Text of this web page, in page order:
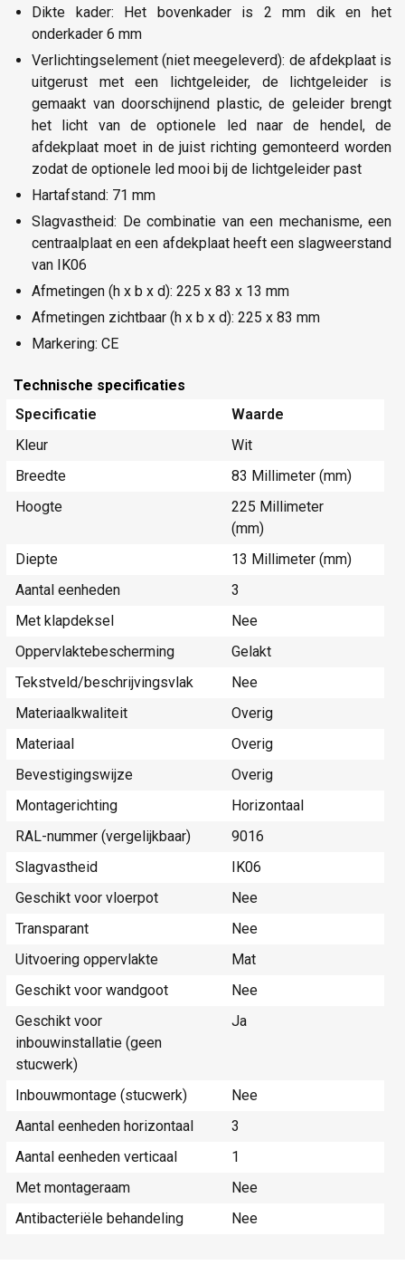
Dikte kader: Het bovenkader is 2 mm dik en het
onderkader 6 mm
Verlichtingselement (niet meegeleverd): de afdekplaat is
uitgerust met een lichtgeleider, de lichtgeleider is
gemaakt van doorschijnend plastic, de geleider brengt
het licht van de optionele led naar de hendel, de
afdekplaat moet in de juist richting gemonteerd worden
zodat de optionele led mooi bij de lichtgeleider past
Hartafstand: 71 mm
Slagvastheid: De combinatie van een mechanisme, een
centraalplaat en een afdekplaat heeft een slagweerstand
van IK06
Afmetingen (h x b x d): 225 x 83 x 13 mm
Afmetingen zichtbaar (h x b x d): 225 x 83 mm
Markering: CE
Technische specificaties
Specificatie
Waarde
Kleur
Wit
Breedte
83 Millimeter (mm)
Hoogte
225 Millimeter
(mm)
Diepte
13 Millimeter (mm)
Aantal eenheden
3
Met klapdeksel
Nee
Oppervlaktebescherming
Gelakt
Tekstveld/beschrijvingsvlak
Nee
Materiaalkwaliteit
Overig
Materiaal
Overig
Bevestigingswijze
Overig
Montagerichting
Horizontaal
RAL-nummer (vergelijkbaar)
9016
Slagvastheid
IK06
Geschikt voor vloerpot
Nee
Transparant
Nee
Uitvoering oppervlakte
Mat
Geschikt voor wandgoot
Nee
Geschikt voor
inbouwinstallatie (geen
stucwerk)
Ja
Inbouwmontage (stucwerk)
Nee
Aantal eenheden horizontaal
3
Aantal eenheden verticaal
1
Met montageraam
Nee
Antibacteriële behandeling
Nee